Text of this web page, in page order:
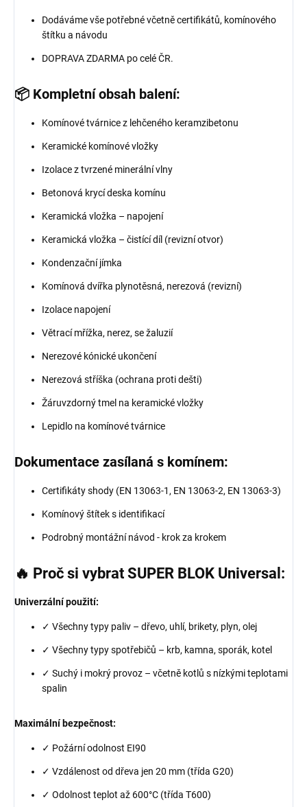
Dodáváme vše potřebné včetně certifikátů, komínového
štítku a návodu
DOPRAVA ZDARMA po celé ČR.
📦 Kompletní obsah balení:
Komínové tvárnice z lehčeného keramzibetonu
Keramické komínové vložky
Izolace z tvrzené minerální vlny
Betonová krycí deska komínu
Keramická vložka – napojení
Keramická vložka – čistící díl (revizní otvor)
Kondenzační jímka
Komínová dvířka plynotěsná, nerezová (revizní)
Izolace napojení
Větrací mřížka, nerez, se žaluzií
Nerezové kónické ukončení
Nerezová stříška (ochrana proti dešti)
Žáruvzdorný tmel na keramické vložky
Lepidlo na komínové tvárnice
Dokumentace zasílaná s komínem:
Certifikáty shody (EN 13063-1, EN 13063-2, EN 13063-3)
Komínový štítek s identifikací
Podrobný montážní návod - krok za krokem
🔥 Proč si vybrat SUPER BLOK Universal:
Univerzální použití:
✓ Všechny typy paliv – dřevo, uhlí, brikety, plyn, olej
✓ Všechny typy spotřebičů – krb, kamna, sporák, kotel
✓ Suchý i mokrý provoz – včetně kotlů s nízkými teplotami
spalin
Maximální bezpečnost:
✓ Požární odolnost EI90
✓ Vzdálenost od dřeva jen 20 mm (třída G20)
✓ Odolnost teplot až 600°C (třída T600)